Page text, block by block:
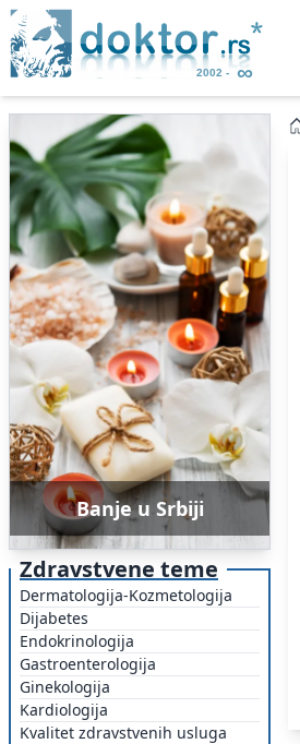
Banje u Srbiji
Zdravstvene teme
Dermatologija-Kozmetologija
Dijabetes
Endokrinologija
Gastroenterologija
Ginekologija
Kardiologija
Kvalitet zdravstvenih usluga